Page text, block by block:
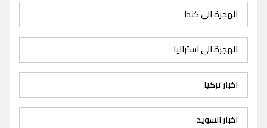
الهجرة الى كندا
الهجرة الى استراليا
اخبار تركيا
اخبار السويد